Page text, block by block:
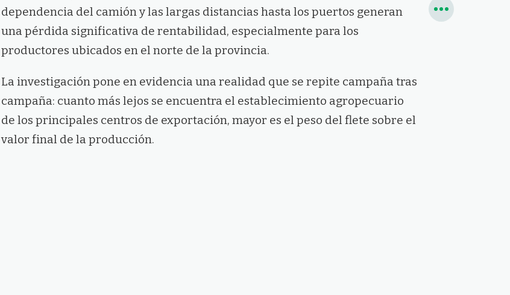
dependencia del camión y las largas distancias hasta los puertos generan
una pérdida significativa de rentabilidad, especialmente para los
productores ubicados en el norte de la provincia.
La investigación pone en evidencia una realidad que se repite campaña tras
campaña: cuanto más lejos se encuentra el establecimiento agropecuario
de los principales centros de exportación, mayor es el peso del flete sobre el
valor final de la producción.